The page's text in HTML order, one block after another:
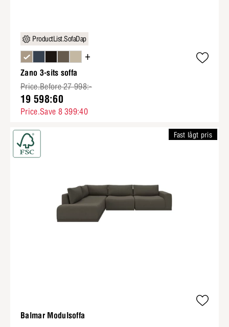
ProductList.SofaDap
+
Zano 3-sits soffa
Price.Before 27 998:-
19 598:60
Price.Save 8 399:40
Balmar Modulsoffa
Fast lågt pris